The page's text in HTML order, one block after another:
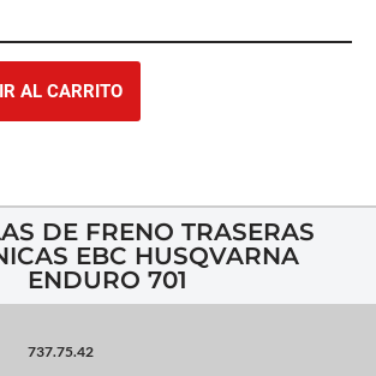
AL CARRITO
DE FRENO TRASERAS
EBC HUSQVARNA
ENDURO 701
737.75.42